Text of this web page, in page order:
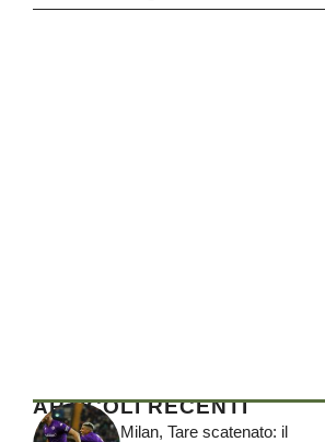
ARTICOLI RECENTI
Milan, Tare scatenato: il